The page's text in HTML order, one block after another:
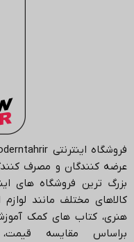
فروشگاه اینترنتی
عرضه کنندگان و مصرف
بزرگ ترین فروشگاه های
کالاهای مختلف مانند لوازم
هنری، کتاب های کمک
براساس مقایسه